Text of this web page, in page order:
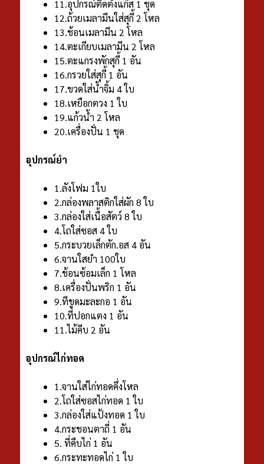
11.อุปกรณ์ติดตั้งแก็ส 1 ชุด
12.ถ้วยเมลามีนใส่สุกี้ 2 โหล
13.ช้อนเมลามีน 2 โหล
14.ตะเกียบเมลามีน 2 โหล
15.ตะแกรงพักสุกี้ 1 อัน
16.กรวยใส่สุกี้ 1 อัน
17.ขวดใส่น้ำจิ้ม 4 ใบ
18.เหยือกตวง 1 ใบ
19.แก้วน้ำ 2 โหล
20.เครื่องปั่น 1 ชุด
อุปกรณ์ยำ
1.ลังโฟม 1ใบ
2.กล่องพลาสติกใส่ผัก 8 ใบ
3.กล่องใส่เนื้อสัตว์ 8 ใบ
4.โถใส่ซอส 4 ใบ
5.กระบวยเล็กตัก.อส 4 อัน
6.จานใสยำ 100ใบ
7.ช้อนซ้อมเล็ก 1 โหล
8.เครื่องปั่นพริก 1 อัน
9.ทีขูดมะละกอ 1 อัน
10.ที่ปอกแตง 1 อัน
11.ไม้คีบ 2 อัน
อุปกรณ์ไก่ทอด
1.จานใส่ไก่ทอดคึ่งโหล
2.โถใส่ซอสไก่ทอด 1 ใบ
3.กล่องใส่แป้งทอด 1 ใบ
4.กระชอนตาถี่ 1 อัน
5. ที่คืบไก่ 1 อัน
6.กระทะทอดไก่ 1 ใบ